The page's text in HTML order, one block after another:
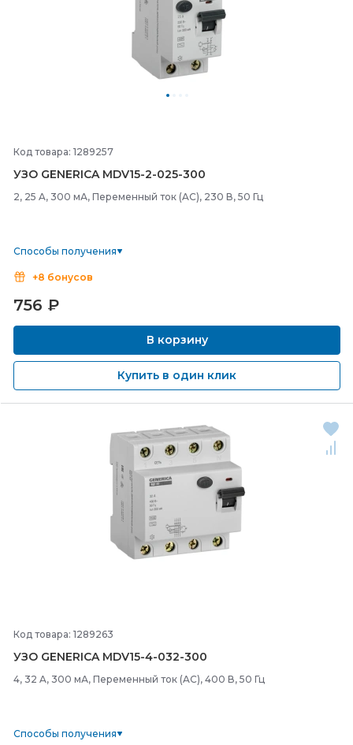
Код товара: 1289257
УЗО GENERICA MDV15-2-025-300
2, 25 A, 300 мА, Переменный ток (AC), 230 В, 50 Гц
Способы получения
+8 бонусов
756 ₽
В корзину
Купить в один клик
Код товара: 1289263
УЗО GENERICA MDV15-4-032-300
4, 32 A, 300 мА, Переменный ток (AC), 400 В, 50 Гц
Способы получения